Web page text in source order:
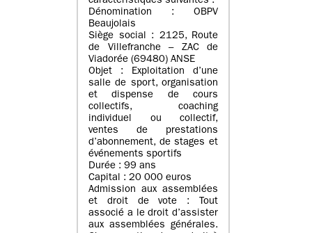
Dénomination : OBPV
Beaujolais
Siège social : 2125, Route
de Villefranche – ZAC de
Viadorée (69480) ANSE
Objet : Exploitation d’une
salle de sport, organisation
et dispense de cours
collectifs, coaching
individuel ou collectif,
ventes de prestations
d’abonnement, de stages et
événements sportifs
Durée : 99 ans
Capital : 20 000 euros
Admission aux assemblées
et droit de vote : Tout
associé a le droit d’assister
aux assemblées générales.